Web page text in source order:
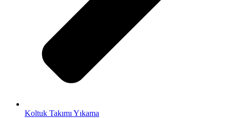
Koltuk Takımı Yıkama